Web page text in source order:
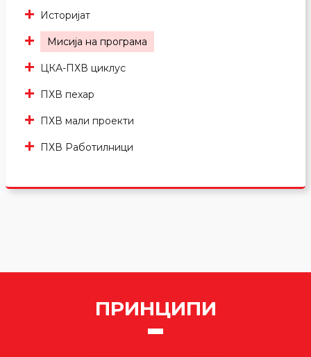
Историјат
Мисија на програма
ЦКА-ПХВ циклус
ПХВ пехар
ПХВ мали проекти
ПХВ Работилници
ПРИНЦИПИ